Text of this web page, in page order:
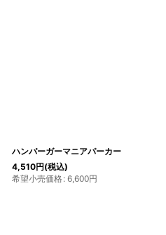
ハンバーガーマニアパーカー
4,510円(税込)
希望小売価格: 6,600円